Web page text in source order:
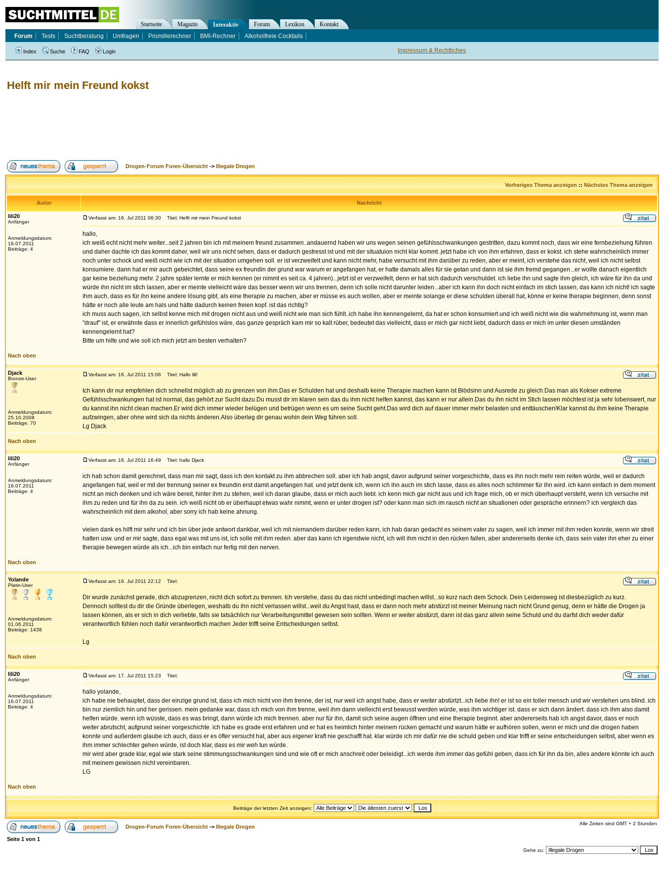
Helft mir mein Freund kokst
Drogen-Forum Foren-Übersicht -> Illegale Drogen
Vorheriges Thema anzeigen :: Nächstes Thema anzeigen
Autor Nachricht
lili20
Anfänger
Anmeldungsdatum:
16.07.2011
Beiträge: 4
Verfasst am: 16. Jul 2011 06:30 Titel: Helft mir mein Freund kokst
hallo,
ich weiß echt nicht mehr weiter...seit 2 jahren bin ich mit meinem freund zusammen..andauernd haben wir uns wegen seinen gefühlsschwankungen gestritten, dazu kommt noch, dass wir eine fernbeziehung führen
und daher dachte ich das kommt daher, weil wir uns nicht sehen, dass er dadurch gestresst ist und mit der situatuion nicht klar kommt. jetzt habe ich von ihm erfahren, dass er kokst. ich stehe wahrscheinlich immer
noch unter schock und weiß nicht wie ich mit der situation umgehen soll. er ist verzweifelt und kann nicht mehr, habe versucht mit ihm darüber zu reden, aber er meint, ich verstehe das nicht, weil ich nicht selbst
konsumiere. dann hat er mir auch gebeichtet, dass seine ex freundin der grund war warum er angefangen hat, er hatte damals alles für sie getan und dann ist sie ihm fremd gegangen...er wollte danach eigentlich
gar keine beziehung mehr. 2 jahre später lernte er mich kennen (er nimmt es seit ca. 4 jahren)...jetzt ist er verzweifelt, denn er hat sich dadurch verschuldet. ich liebe ihn und sagte ihm gleich, ich wäre für ihn da und
würde ihn nicht im stich lassen, aber er meinte vielleicht wäre das besser wenn wir uns trennen, denn ich solle nicht darunter leiden...aber ich kann ihn doch nicht einfach im stich lassen, das kann ich nicht! ich sagte
ihm auch, dass es für ihn keine andere lösung gibt, als eine therapie zu machen, aber er müsse es auch wollen, aber er meinte solange er diese schulden überall hat, könne er keine therapie beginnen, denn sonst
hätte er noch alle leute am hals und hätte dadurch keinen freien kopf. ist das richtig?
ich muss auch sagen, ich selbst kenne mich mit drogen nicht aus und weiß nicht wie man sich fühlt..ich habe ihn kennengelernt, da hat er schon konsumiert und ich weiß nicht wie die wahrnehmung ist, wenn man
"drauf" ist, er erwähnte dass er innerlich gefühlslos wäre, das ganze gespräch kam mir so kalt rüber, bedeutet das vielleicht, dass er mich gar nicht liebt, dadurch dass er mich im unter diesen umständen
kennengelernt hat?
Bitte um hilfe und wie soll ich mich jetzt am besten verhalten?
Nach oben
Djack
Bronze-User
Anmeldungsdatum:
25.10.2008
Beiträge: 70
Verfasst am: 16. Jul 2011 15:06 Titel: Hallo lili!
Ich kann dir nur empfehlen dich schnellst möglich ab zu grenzen von ihm.Das er Schulden hat und deshalb keine Therapie machen kann ist Blödsinn und Ausrede zu gleich.Das man als Kokser extreme
Gefühlsschwankungen hat ist normal, das gehört zur Sucht dazu.Du musst dir im klaren sein das du ihm nicht helfen kannst, das kann er nur allein.Das du ihn nicht im Stich lassen möchtest ist ja sehr lobenswert, nur
du kannst ihn nicht clean machen.Er wird dich immer wieder belügen und betrügen wenn es um seine Sucht geht.Das wird dich auf dauer immer mehr belasten und enttäuschen!Klar kannst du ihm keine Therapie
aufzwingen, aber ohne wird sich da nichts änderen.Also überleg dir genau wohin dein Weg führen soll.
Lg Djack
Nach oben
lili20
Anfänger
Anmeldungsdatum:
16.07.2011
Beiträge: 4
Verfasst am: 16. Jul 2011 16:49 Titel: hallo Djack
ich hab schon damit gerechnet, dass man mir sagt, dass ich den kontakt zu ihm abbrechen soll. aber ich hab angst, davor aufgrund seiner vorgeschichte, dass es ihn noch mehr rein reiten würde, weil er dadurch
angefangen hat, weil er mit der trennung seiner ex freundin erst damit angefangen hat. und jetzt denk ich, wenn ich ihn auch im stich lasse, dass es alles noch schlimmer für ihn wird. ich kann einfach in dem moment
nicht an mich denken und ich wäre bereit, hinter ihm zu stehen, weil ich daran glaube, dass er mich auch liebt. ich kenn mich gar nicht aus und ich frage mich, ob er mich überhaupt versteht, wenn ich versuche mit
ihm zu reden und für ihn da zu sein. ich weiß nicht ob er überhaupt etwas wahr nimmt, wenn er unter drogen ist? oder kann man sich im rausch nicht an situationen oder gespräche erinnern? ich vergleich das
wahrscheinlich mit dem alkohol, aber sorry ich hab keine ahnung.
vielen dank es hilft mir sehr und ich bin über jede antwort dankbar, weil ich mit niemandem darüber reden kann, ich hab daran gedacht es seinem vater zu sagen, weil ich immer mit ihm reden konnte, wenn wir streit
hatten usw. und er mir sagte, dass egal was mit uns ist, ich solle mit ihm reden. aber das kann ich irgendwie nicht, ich will ihm nicht in den rücken fallen, aber andererseits denke ich, dass sein vater ihn eher zu einer
therapie bewegen würde als ich...ich bin einfach nur fertig mit den nerven.
Nach oben
Yolande
Platin-User
Anmeldungsdatum:
01.06.2011
Beiträge: 1438
Verfasst am: 16. Jul 2011 22:12 Titel:
Dir wurde zunächst gerade, dich abzugrenzen, nicht dich sofort zu trennen. Ich verstehe, dass du das nicht unbedingt machen willst...so kurz nach dem Schock. Dein Leidensweg ist diesbezüglich zu kurz.
Dennoch solltest du dir die Gründe überlegen, weshalb du ihn nicht verlassen willst...weil du Angst hast, dass er dann noch mehr abstürzt ist meiner Meinung nach nicht Grund genug, denn er hätte die Drogen ja
lassen können, als er sich in dich verliebte, falls sie tatsächlich nur Verarbeitungsmittel gewesen sein sollten. Wenn er weiter abstürzt, dann ist das ganz allein seine Schuld und du darfst dich weder dafür
verantwortlich fühlen noch dafür verantwortlich machen Jeder trifft seine Entscheidungen selbst.
Lg
Nach oben
lili20
Anfänger
Anmeldungsdatum:
16.07.2011
Beiträge: 4
Verfasst am: 17. Jul 2011 15:23 Titel:
hallo yolande,
ich habe nie behauptet, dass der einzige grund ist, dass ich mich nicht von ihm trenne, der ist, nur weil ich angst habe, dass er weiter abstürtzt...ich liebe ihn! er ist so ein toller mensch und wir verstehen uns blind. ich
bin nur ziemlich hin und her gerissen. mein gedanke war, dass ich mich von ihm trenne, weil ihm dann vielleicht erst bewusst werden würde, was ihm wichtiger ist. dass er sich dann ändert. dass ich ihm also damit
helfen würde. wenn ich wüsste, dass es was bringt, dann würde ich mich trennen. aber nur für ihn, damit sich seine augen öffnen und eine therapie beginnt. aber andererseits hab ich angst davor, dass er noch
weiter abrutscht, aufgrund seiner vorgeschichte. ich habe es grade erst erfahren und er hat es heimlich hinter meinem rücken gemacht und warum hätte er aufhören sollen, wenn er mich und die drogen haben
konnte und außerdem glaube ich auch, dass er es öfter versucht hat, aber aus eigener kraft nie geschafft hat. klar würde ich mir dafür nie die schuld geben und klar trifft er seine entscheidungen selbst, aber wenn es
ihm immer schlechter gehen würde, ist doch klar, dass es mir weh tun würde.
mir wird aber grade klar, egal wie stark seine stimmungsschwankungen sind und wie oft er mich anschreit oder beleidigt...ich werde ihm immer das gefühl geben, dass ich für ihn da bin, alles andere könnte ich auch
mit meinem gewissen nicht vereinbaren.
LG
Nach oben
Beiträge der letzten Zeit anzeigen:
Drogen-Forum Foren-Übersicht -> Illegale Drogen
Alle Zeiten sind GMT + 2 Stunden
Seite 1 von 1
Gehe zu:
Impressum & Rechtliches
Startseite Magazin Interaktiv Forum Lexikon
Kontakt
Forum
Tests Suchtberatung Umfragen Promillerechner BMI-Rechner Alkoholfreie Cocktails
Index Suche FAQ Login